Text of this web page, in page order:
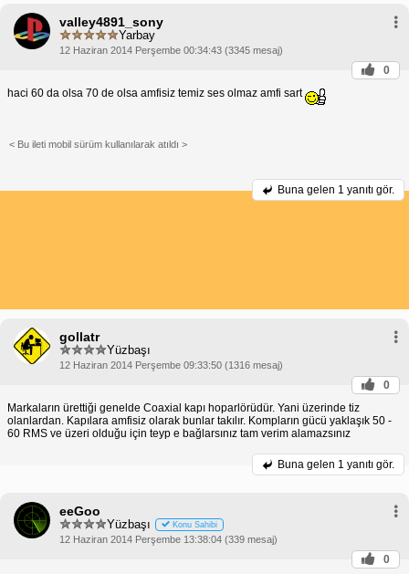
valley4891_sony
Yarbay
12 Haziran 2014 Perşembe 00:34:43 (3345 mesaj)
0
haci 60 da olsa 70 de olsa amfisiz temiz ses olmaz amfi sart
< Bu ileti mobil sürüm kullanılarak atıldı >
Buna gelen 1 yanıtı gör.
gollatr
Yüzbaşı
12 Haziran 2014 Perşembe 09:33:50 (1316 mesaj)
0
Markaların ürettiği genelde Coaxial kapı hoparlörüdür. Yani üzerinde tiz
olanlardan. Kapılara amfisiz olarak bunlar takılır. Kompların gücü yaklaşık 50 -
60 RMS ve üzeri olduğu için teyp e bağlarsınız tam verim alamazsınız
Buna gelen 1 yanıtı gör.
eeGoo
Yüzbaşı Konu Sahibi
12 Haziran 2014 Perşembe 13:38:04 (339 mesaj)
0